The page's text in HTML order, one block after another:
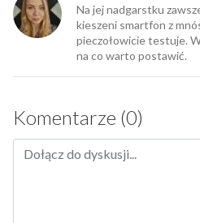
Na jej nadgarstku
kieszeni smartfon z
pieczołowicie testuje.
na co warto postawić.
Komentarze (0)